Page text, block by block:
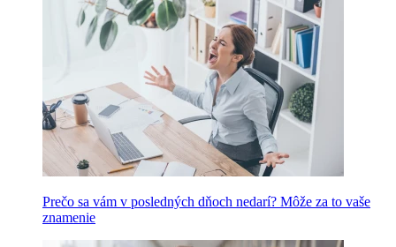
Prečo sa vám v posledných dňoch nedarí? Môže za to vaše
znamenie